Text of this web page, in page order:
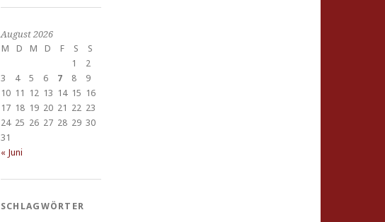
August 2026
M
D M D F S
S
1
2
3
4 5 6 7 8
9
10 11 12 13 14 15 16
17 18 19 20 21 22 23
24 25 26 27 28 29 30
31
« Juni
SCHLAGWÖRTER